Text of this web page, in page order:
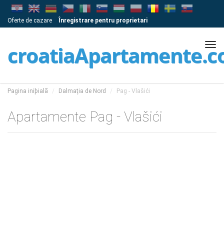
Oferte de cazare Înregistrare pentru proprietari
Pagina iniþialã Dalmaţia de Nord Pag - Vlašići
Apartamente Pag - Vlašići